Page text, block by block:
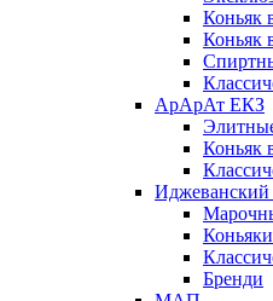
Коньяк
Коньяк
АрАрАт ЕКЗ
Коньяк
Бренди